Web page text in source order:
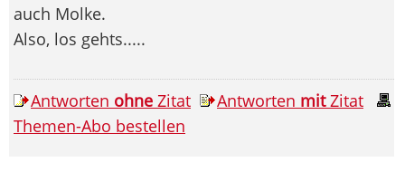
auch Molke.
Also, los gehts.....
Antworten ohne Zitat Antworten mitZitat
Themen-Abo bestellen